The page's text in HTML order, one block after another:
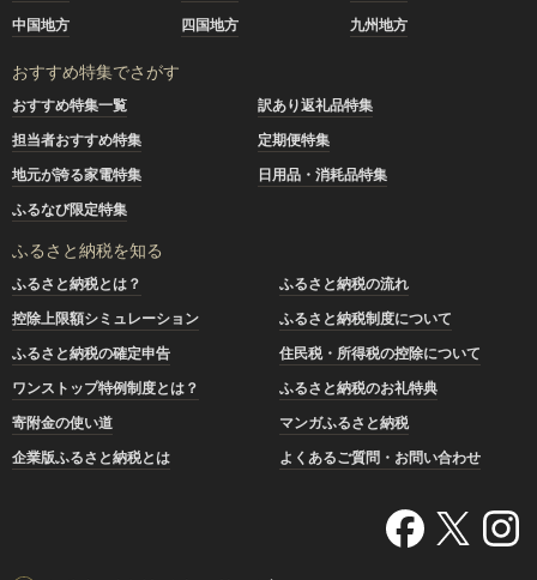
中国地方
四国地方 九州地方
おすすめ特集でさがす
おすすめ特集一覧
訳あり返礼品特集
担当者おすすめ特集
定期便特集
地元が誇る家電特集
日用品・消耗品特集
ふるなび限定特集
ふるさと納税を知る
ふるさと納税とは？
ふるさと納税の流れ
控除上限額シミュレーション
ふるさと納税制度について
ふるさと納税の確定申告
住民税・所得税の控除について
ワンストップ特例制度とは？
ふるさと納税のお礼特典
寄附金の使い道
マンガふるさと納税
企業版ふるさと納税とは
よくあるご質問・お問い合わせ